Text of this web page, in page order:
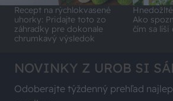
Recept na rýchlokvasené
uhorky: Pridajte toto zo
záhradky pre dokonale
chrumkavý výsledok
Ako
čím sa
NOVINKY Z UROB SI
Odoberajte týždenný prehľad